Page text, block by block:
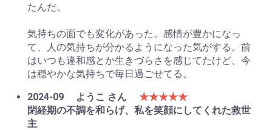
たんだ。
気持ちの面でも変化があった。感情が豊かになっ
て、人の気持ちが分かるようになった気がする。前
はいつも違和感とか生きづらさを感じてたけど、今
は穏やかな気持ちで毎日過ごせてる。
2024-09
ようこ さん
★★★★★
閉経期の不調を和らげ、私を笑顔にしてくれた救世
主